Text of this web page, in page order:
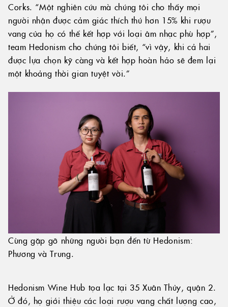
Corks. “Một nghiên cứu mà chúng tôi cho thấy mọi
người nhận được cảm giác thích thú hơn 15% khi rượu
vang của họ có thể kết hợp với loại âm nhạc phù hợp”,
team Hedonism cho chúng tôi biết, “vì vậy, khi cả hai
được lựa chọn kỹ càng và kết hợp hoàn hảo sẽ đem lại
một khoảng thời gian tuyệt vời.”
Cùng gặp gỡ những người bạn đến từ Hedonism:
Phương và Trung.
Hedonism Wine Hub tọa lạc tại 35 Xuân Thủy, quận 2.
Ở đó, họ giới thiệu các loại rượu vang chất lượng cao,